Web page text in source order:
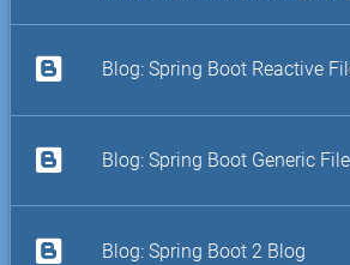
Blog: Spring Boot Reactive
Blog: Spring Boot Generic
Blog: Spring Boot 2 Blog